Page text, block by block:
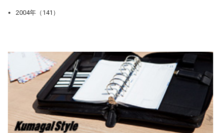
2004年（141）